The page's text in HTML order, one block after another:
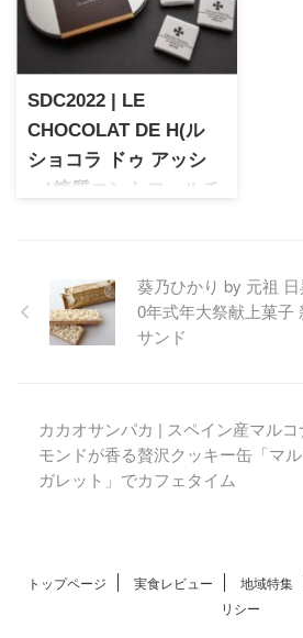
い人気があります。手土産な
どにおすすめのクッキーをご
紹介です！
丁度
プの
SDC2022 | LE
CHOCOLAT DE H(ル
ショコラ ドゥ アッシ
ュ)糖質コントロールチ
日本を代表するショコラティ
エである辻口博啓シェフのブ
ランド。健康食ラボと共同開
発したロカボスイーツ。天然
葵乃ひかり by 元祖
0年式年大祭献上菓子
サンド
カカオサンパカ | スペイン産マルコ
モンドが香る贅沢クッキー缶「マ
ガレット」でカフェタイム
トップページ 実食レビュー 地域特集
リシー